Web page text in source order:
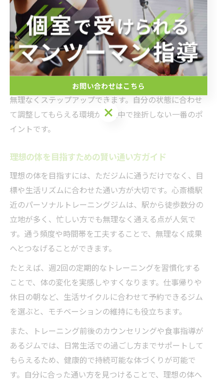
人ひとりの体力・目標に応じたトレーニングプランの提
案は、続けやすさに直結します。さらに、手ぶらで通え
るジムや、服・靴の貸し出しサービスがあると、準備の
手間が省けて習慣化しやすくなります。
初心者の場合は、理学療法士や経験豊富なトレーナーが
在籍しているジムを選ぶと、身体への負担を抑えながら
無理なくステップアップできます。自分の状態に合わせ
て調整してもらえる環境が、途中で挫折しない一番のポ
イントです。
理想の体を目指すための賢い通い方ガイド
理想の体を目指すには、ただジムに通うだけでなく、目
標や生活リズムに合わせた通い方が大切です。心斎橋駅
近のパーソナルトレーニングジムは、駅から徒歩数分の
立地が多く、忙しい方でも無理なく通える点が人気で
す。通う頻度や時間帯を工夫することで、無理なく成果
へとつなげることができます。
たとえば、週2回の定期的なトレーニングを習慣化する
ことで、体の変化を実感しやすくなります。仕事帰りや
休日の朝など、生活サイクルに合わせて予約できるジム
を選ぶと、モチベーションの維持にも役立ちます。
また、トレーニング前後のカウンセリングや食事指導が
あるジムでは、日常生活での過ごし方までサポートして
もらえるため、健康的で持続可能な体づくりが可能で
す。自分に合った通い方を見つけることで、理想の体へ
お問い合わせはこちら